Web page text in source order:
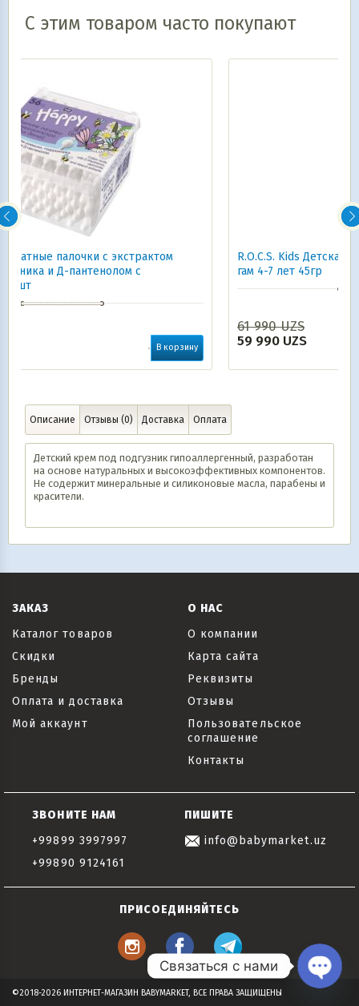
С этим товаром часто покупают
R.O.C.S. Kids Детская зубная паста R.O.C.S. Kids Бабл
гам 4-7 лет 45гр
UZS
Описание Отзывы (0) Доставка Оплата
Детский крем под подгузник гипоаллергенный, разработан
на основе натуральных и высокоэффективных компонентов.
Не содержит минеральные и силиконовые масла, парабены и
красители.
ЗАКАЗ
Каталог товаров
Скидки
Бренды
Оплата и доставка
Мой аккаунт
О НАС
О компании
Карта сайта
Реквизиты
Отзывы
Пользовательское
соглашение
Контакты
ЗВОНИТЕ НАМ
+99899 3997997
+99890 9124161
ПИШИТЕ
info@babymarket.uz
ПРИСОЕДИНЯЙТЕСЬ
©2018-2026 ИНТЕРНЕТ-МАГАЗИН BABYMARKET, ВСЕ ПРАВА ЗАЩИЩЕНЫ
Связаться с нами